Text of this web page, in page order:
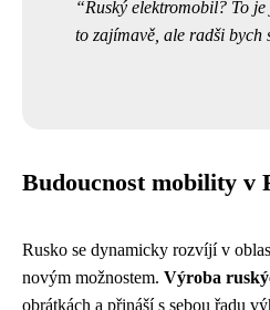
Ruský elektromobil? To
to zajímavě, ale radši bych
Budoucnost mobility v
Rusko se dynamicky rozvíjí v
novým možnostem. Výroba
obrátkách a přináší s sebou řadu